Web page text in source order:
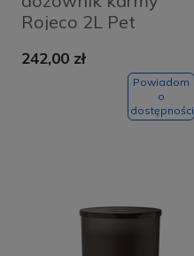
Rojeco 2L Pet
Version (Czarny)
242,00 zł
Powiadom
o
dostępności